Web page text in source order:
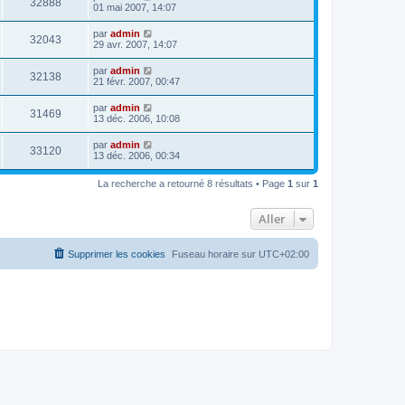
a
g
e
e
s
s
a
g
e
s
e
r
m
e
s
s
a
g
e
32888
u
s
e
i
e
r
m
e
s
s
a
g
e
01 mai 2007, 14:07
32043V
u
s
D
e
i
e
r
m
e
s
s
a
g
e
par admin
29 avr. 2007, 14:07
32138V
u
s
D
e
i
e
r
m
e
s
s
par admin
21 févr. 2007, 00:47
31469V
u
D
e
i
e
r
m
g
par admin
13 déc. 2006, 10:08
33120V
u
D
e
n
s
s
par admin
13 déc. 2006, 00:34
La recherche a retourné 8 résultats • Page 1 sur 1
Aller
Fuseau horaire sur UTC+02:00
Supprimer les cookies